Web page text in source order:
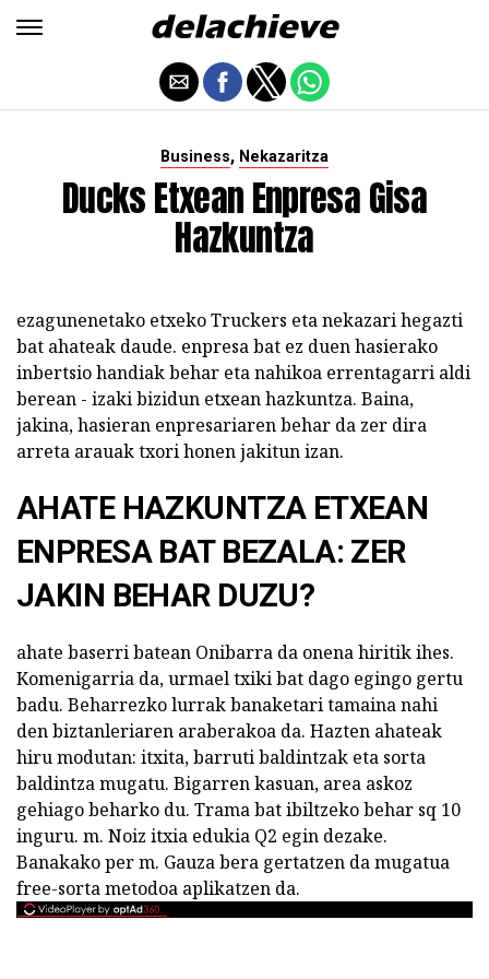
Business, Nekazaritza
Ducks Etxean Enpresa Gisa
Hazkuntza
ezagunenetako etxeko Truckers eta nekazari hegazti
bat ahateak daude. enpresa bat ez duen hasierako
inbertsio handiak behar eta nahikoa errentagarri aldi
berean - izaki bizidun etxean hazkuntza. Baina,
jakina, hasieran enpresariaren behar da zer dira
arreta arauak txori honen jakitun izan.
AHATE HAZKUNTZA ETXEAN
ENPRESA BAT BEZALA: ZER
JAKIN BEHAR DUZU?
ahate baserri batean Onibarra da onena hiritik ihes.
Komenigarria da, urmael txiki bat dago egingo gertu
badu. Beharrezko lurrak banaketari tamaina nahi
den biztanleriaren araberakoa da. Hazten ahateak
hiru modutan: itxita, barruti baldintzak eta sorta
baldintza mugatu. Bigarren kasuan, area askoz
gehiago beharko du. Trama bat ibiltzeko behar sq 10
inguru. m. Noiz itxia edukia Q2 egin dezake.
Banakako per m. Gauza bera gertatzen da mugatua
free-sorta metodoa aplikatzen da.